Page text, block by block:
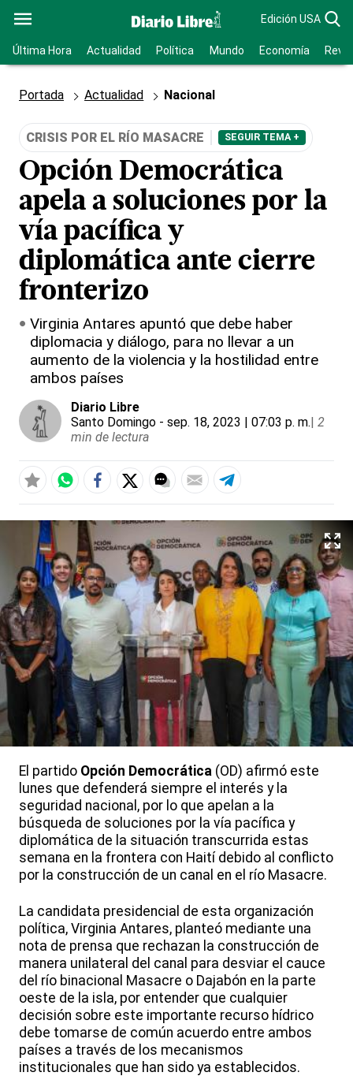
Edición USA
Última Hora Actualidad Política Mundo Economía
Portada Actualidad Nacional
CRISIS POR EL RÍO MASACRE SEGUIR TEMA +
Opción Democrática
apela a soluciones por la
vía pacífica y
diplomática ante cierre
fronterizo
Virginia Antares apuntó que debe haber
diplomacia y diálogo, para no llevar a un
aumento de la violencia y la hostilidad entre
ambos países
Diario Libre
Santo Domingo - sep. 18, 2023 | 07:03 p. m.| 2
min de lectura
El partido Opción Democrática (OD) afirmó este
lunes que defenderá siempre el interés y la
seguridad nacional, por lo que apelan a la
búsqueda de soluciones por la vía pacífica y
diplomática de la situación transcurrida estas
semana en la frontera con Haití debido al conflicto
por la construcción de un canal en el río Masacre.
La candidata presidencial de esta organización
política, Virginia Antares, planteó mediante una
nota de prensa que rechazan la construcción de
manera unilateral del canal para desviar el cauce
del río binacional Masacre o Dajabón en la parte
oeste de la isla, por entender que cualquier
decisión sobre este importante recurso hídrico
debe tomarse de común acuerdo entre ambos
países a través de los mecanismos
institucionales que han sido ya establecidos.